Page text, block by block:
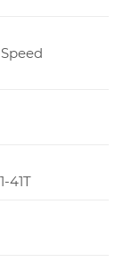
41T